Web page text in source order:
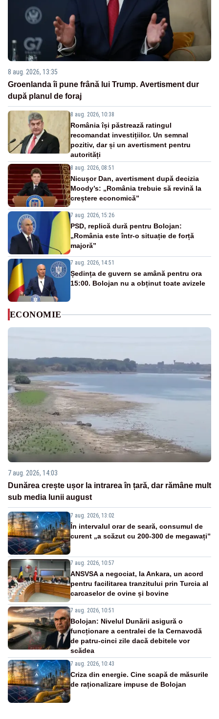
8 aug. 2026, 13:35
Groenlanda îi pune frână lui Trump. Avertisment dur
după planul de foraj
8 aug. 2026, 10:38
România își păstrează ratingul
recomandat investițiilor. Un semnal
pozitiv, dar și un avertisment pentru
autorități
8 aug. 2026, 08:51
Nicușor Dan, avertisment după decizia
Moody’s: „România trebuie să revină la
creștere economică”
7 aug. 2026, 15:26
PSD, replică dură pentru Bolojan:
„România este într-o situație de forță
majoră”
7 aug. 2026, 14:51
Ședința de guvern se amână pentru ora
15:00. Bolojan nu a obținut toate avizele
ECONOMIE
7 aug. 2026, 14:03
Dunărea crește ușor la intrarea în țară, dar rămâne mult
sub media lunii august
7 aug. 2026, 13:02
În intervalul orar de seară, consumul de
curent „a scăzut cu 200-300 de megawați”
7 aug. 2026, 10:57
ANSVSA a negociat, la Ankara, un acord
pentru facilitarea tranzitului prin Turcia al
carcaselor de ovine și bovine
7 aug. 2026, 10:51
Bolojan: Nivelul Dunării asigură o
funcționare a centralei de la Cernavodă
de patru-cinci zile dacă debitele vor
scădea
7 aug. 2026, 10:43
Criza din energie. Cine scapă de măsurile
de raționalizare impuse de Bolojan